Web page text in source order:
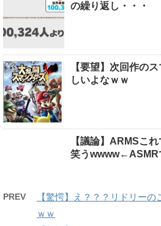
の繰り返し・・・
【要望】次回作の
しいよなｗｗ
【議論】ARMSこ
笑うwwww←ASMR
PREV
【驚愕】え？？？リドリー
ｗｗ